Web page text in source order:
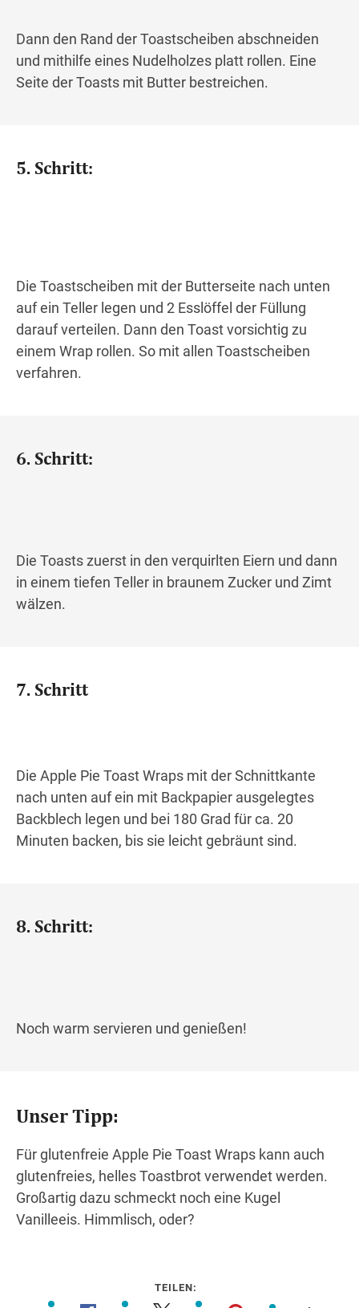
Dann den Rand der Toastscheiben abschneiden
und mithilfe eines Nudelholzes platt rollen. Eine
Seite der Toasts mit Butter bestreichen.
5. Schritt:
Die Toastscheiben mit der Butterseite nach unten
auf ein Teller legen und 2 Esslöffel der Füllung
darauf verteilen. Dann den Toast vorsichtig zu
einem Wrap rollen. So mit allen Toastscheiben
verfahren.
6. Schritt:
Die Toasts zuerst in den verquirlten Eiern und dann
in einem tiefen Teller in braunem Zucker und Zimt
wälzen.
7. Schritt
Die Apple Pie Toast Wraps mit der Schnittkante
nach unten auf ein mit Backpapier ausgelegtes
Backblech legen und bei 180 Grad für ca. 20
Minuten backen, bis sie leicht gebräunt sind.
8. Schritt:
Noch warm servieren und genießen!
Unser Tipp:
Für glutenfreie Apple Pie Toast Wraps kann auch
glutenfreies, helles Toastbrot verwendet werden.
Großartig dazu schmeckt noch eine Kugel
Vanilleeis. Himmlisch, oder?
TEILEN: